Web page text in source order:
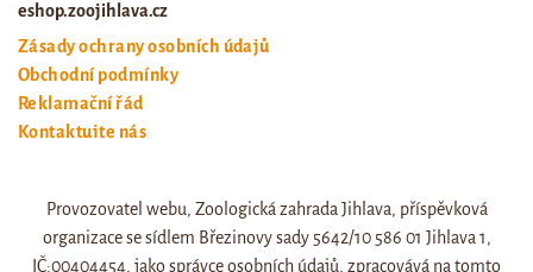
eshop.zoojihlava.cz
Zásady ochrany osobních údajů
Obchodní podmínky
Reklamační řád
Kontaktujte nás
Web zoo jihlava
Otevírací doba a ceník
Provozovatel webu, Zoologická zahrada Jihlava, příspěvková
organizace se sídlem Březinovy sady 5642/10 586 01 Jihlava 1,
IČ:00404454, jako správce osobních údajů, zpracovává na tomto